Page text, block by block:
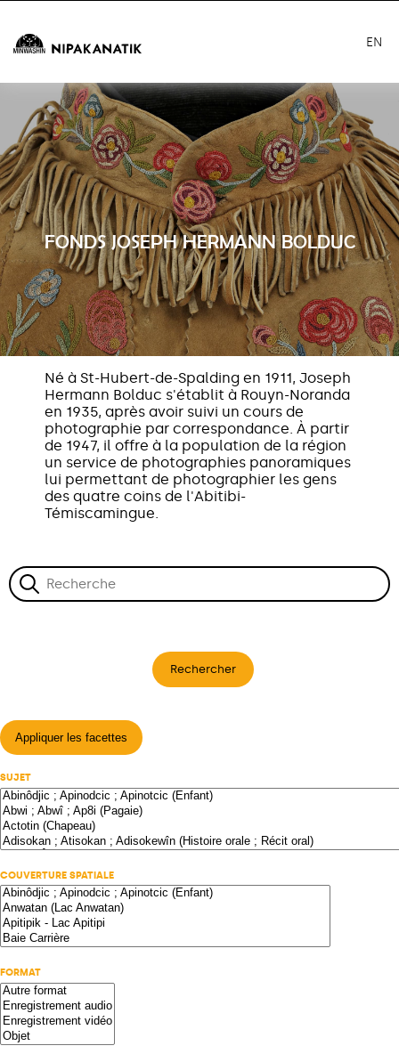
EN
FONDS JOSEPH HERMANN BOLDUC
Né à St-Hubert-de-Spalding en 1911, Joseph
Hermann Bolduc s'établit à Rouyn-Noranda
en 1935, après avoir suivi un cours de
photographie par correspondance. À partir
de 1947, il offre à la population de la région
un service de photographies panoramiques
lui permettant de photographier les gens
des quatre coins de l'Abitibi-
Témiscamingue.
Rechercher
Appliquer les facettes
SUJET
COUVERTURE SPATIALE
FORMAT